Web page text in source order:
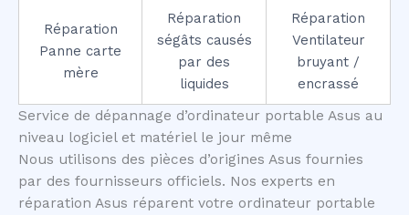
Réparation
Panne carte
mère
Réparation
ségâts causés
par des
liquides
Réparation
Ventilateur
bruyant /
encrassé
Service de dépannage d’ordinateur portable Asus au
niveau logiciel et matériel le jour même
Nous utilisons des pièces d’origines Asus fournies
par des fournisseurs officiels. Nos experts en
réparation Asus réparent votre ordinateur portable